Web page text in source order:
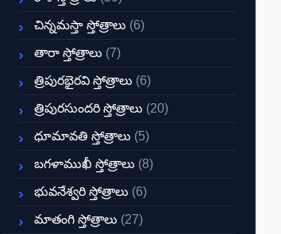
చిన్నమస్తా స్తోత్రాలు (6)
తారా స్తోత్రాలు (7)
త్రిపురభైరవి స్తోత్రాలు (6)
త్రిపురసుందరి స్తోత్రాలు (20)
ధూమావతి స్తోత్రాలు (5)
బగళాముఖీ స్తోత్రాలు (8)
భువనేశ్వరి స్తోత్రాలు (6)
మాతంగి స్తోత్రాలు (27)